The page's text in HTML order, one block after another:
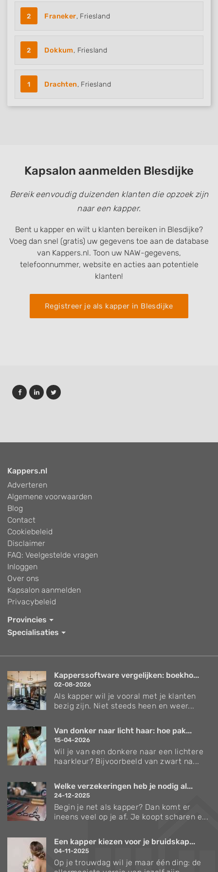
2 Franeker, Friesland
2 Dokkum, Friesland
1 Drachten, Friesland
Kapsalon aanmelden Blesdijke
Bereik eenvoudig duizenden klanten die opzoek zijn
naar een kapper.
Bent u kapper en wilt u klanten bereiken in Blesdijke?
Voeg dan snel (gratis) uw gegevens toe aan de database
van Kappers.nl. Toon uw NAW-gegevens,
telefoonnummer, website en acties aan potentiele
klanten!
Registreer je als kapper in Blesdijke
Kappers.nl
Adverteren
Algemene voorwaarden
Blog
Contact
Cookiebeleid
Disclaimer
FAQ: Veelgestelde vragen
Inloggen
Over ons
Kapsalon aanmelden
Privacybeleid
Provincies
Specialisaties
Kapperssoftware vergelijken: boekho...
02-08-2026
Als kapper wil je vooral met je klanten
bezig zijn. Niet steeds heen en weer...
Van donker naar licht haar: hoe pak...
15-04-2026
Wil je van een donkere naar een lichtere
haarkleur? Bijvoorbeeld van zwart na...
Welke verzekeringen heb je nodig al...
24-12-2025
Begin je net als kapper? Dan komt er
ineens veel op je af. Je koopt scharen e...
Een kapper kiezen voor je bruidskap...
04-11-2025
Op je trouwdag wil je maar één ding: de
Use limited data to select content
Use precise geolocation data
actively requested
Advertising